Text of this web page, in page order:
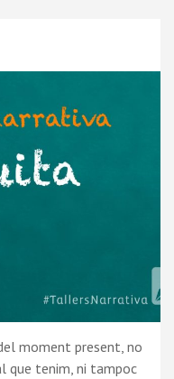
moment present, no
que tenim, ni tampoc